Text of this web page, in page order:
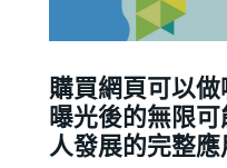
購買網頁可以
曝光後的無限
人發展的完整應